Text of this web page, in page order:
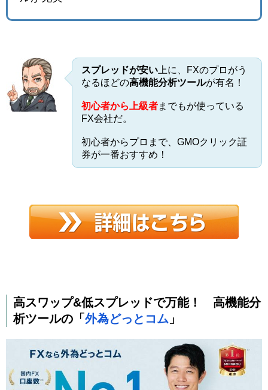
スプレッドが安い 上に、FXのプロがう
なるほどの高機能分析ツールが有名！
初心者から上級者までもが使っている
FX会社だ。
初心者からプロまで、GMOクリック証
券が一番おすすめ！
高スワップ&低スプレッドで万能！ 高機能分
析ツールの「 外為どっとコム 」